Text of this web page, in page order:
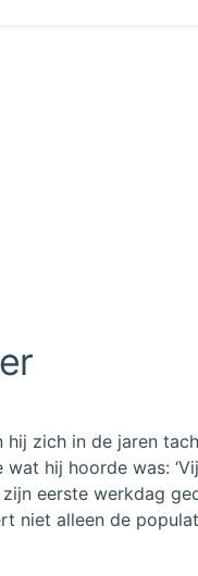
zich in de jaren
hij hoorde was:
eerste werkdag
niet alleen de